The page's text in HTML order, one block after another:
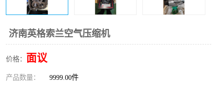
济南英格索兰空气压缩机
价格： 面议
产品数量： 9999.00件
CAMERON空压机维修 CAMERON空压机显示屏